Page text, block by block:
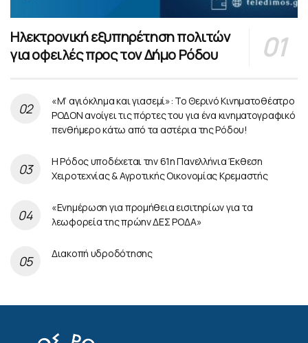
Ηλεκτρονική εξυπηρέτηση πολιτών
για οφειλές προς τον Δήμο Ρόδου
«Μ’ αγιόκλημα και γιασεμί»: Το Θερινό Κινηματοθέατρο
ΡΟΔΟΝ ανοίγει τις πόρτες του για ένα κινηματογραφικό
πενθήμερο κάτω από τα αστέρια της Ρόδου!
Η Ρόδος υποδέχεται την 61η Πανελλήνια Έκθεση
Χειροτεχνίας & Αγροτικής Οικονομίας Κρεμαστής
«Ενημέρωση για προμήθεια εισιτηρίων για τα
λεωφορεία της πρώην ΔΕΣ ΡΟΔΑ»
Διακοπή υδροδότησης